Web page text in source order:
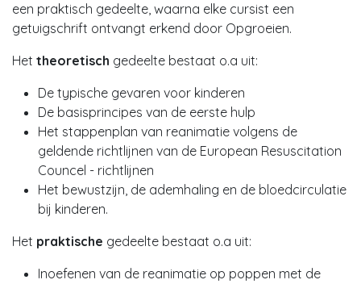
een praktisch gedeelte, waarna elke cursist een
getuigschrift ontvangt erkend door Opgroeien.
Het theoretisch gedeelte bestaat o.a uit:
De typische gevaren voor kinderen
De basisprincipes van de eerste hulp
Het stappenplan van reanimatie volgens de
geldende richtlijnen van de European Resuscitation
Councel - richtlijnen
Het bewustzijn, de ademhaling en de bloedcirculatie
bij kinderen.
Het praktische gedeelte bestaat o.a uit:
Inoefenen van de reanimatie op poppen met de